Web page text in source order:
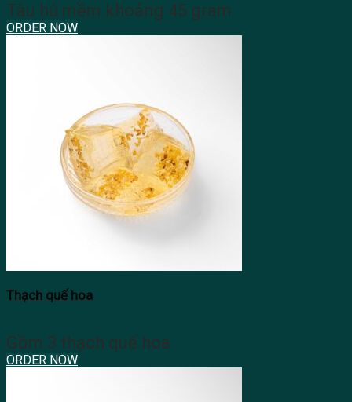
Tàu hủ mềm khoảng 45 gram
ORDER NOW
Thạch quế hoa
Gồm 3 thạch quế hoa
ORDER NOW